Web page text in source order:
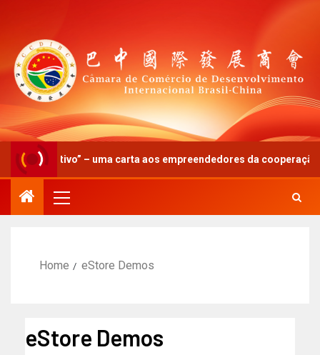
ativo” – uma carta aos empreendedores da cooperação
Home eStore Demos
eStore Demos